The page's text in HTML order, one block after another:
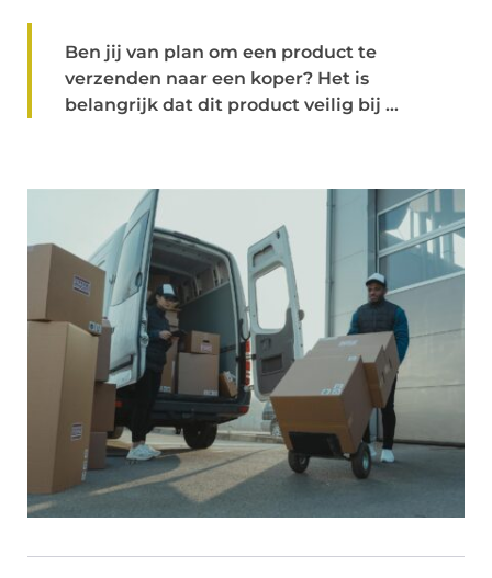
Ben jij van plan om een product te
verzenden naar een koper? Het is
belangrijk dat dit product veilig bij ...